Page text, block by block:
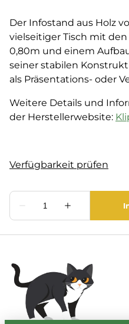
Der Infostand aus Holz
vielseitiger Tisch mit den
0,80m und einem
seiner stabilen
als Präsentations- oder
Weitere Details und
der Herstellerwebsite: